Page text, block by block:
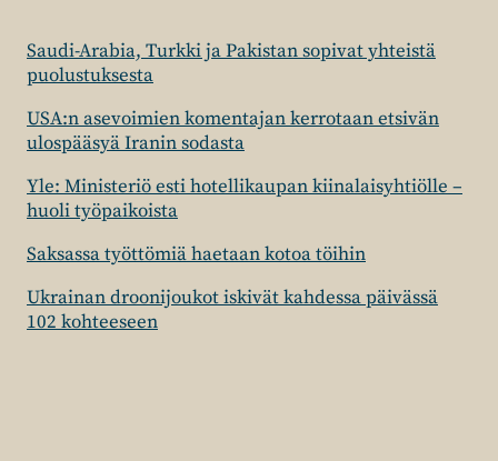
Saudi-Arabia, Turkki ja Pakistan sopivat yhteistä
puolustuksesta
USA:n asevoimien komentajan kerrotaan etsivän
ulospääsyä Iranin sodasta
Yle: Ministeriö esti hotellikaupan kiinalaisyhtiölle –
huoli työpaikoista
Saksassa työttömiä haetaan kotoa töihin
Ukrainan droonijoukot iskivät kahdessa päivässä
102 kohteeseen